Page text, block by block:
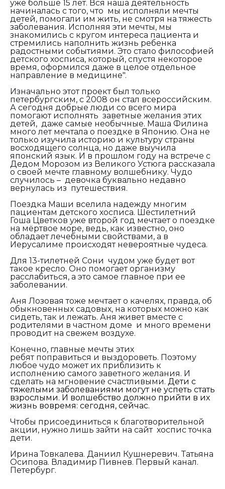
уже больше 15 лет. Вся наша деятельность
начиналась с того, что мы исполняли мечты
детей, помогали им жить, не смотря на тяжесть
заболевания. Исполняя эти мечты, мы
знакомились с кругом интереса пациента и
стремились наполнить жизнь ребенка
радостными событиями. Это стало философией
детского хосписа, который, спустя некоторое
время, оформился даже в целое отдельное
направление в медицине".
Изначально этот проект был только
петербургским, с 2008 он стал всероссийским.
А сегодня добрые люди со всего мира
помогают исполнять заветные желания этих
детей, даже самые необычные. Маша Филина
много лет мечтала о поездке в Японию. Она не
только изучила историю и культуру страны
восходящего солнца, но даже выучила
японский язык. И в прошлом году на встрече с
Дедом Морозом из Великого Устюга рассказала
о своей мечте главному волшебнику. Чудо
случилось – девочка буквально недавно
вернулась из путешествия.
Поездка Маши вселила надежду многим
пациентам детского хосписа. Шестилетний
Гоша Цветков уже второй год мечтает о поездке
на мёртвое море, ведь, как известно, оно
обладает лечебными свойствами, а в
Иерусалиме происходят невероятные чудеса.
Для 13-тилетней Сони чудом уже будет вот
такое кресло. Оно помогает организму
расслабиться, а это самое главное при ее
заболевании.
Аня Лозовая тоже мечтает о качелях, правда, об
обыкновенных садовых, на которых можно как
сидеть, так и лежать. Аня живет вместе с
родителями в частном доме и много времени
проводит на свежем воздухе.
Конечно, главные мечты этих
ребят поправиться и выздороветь. Поэтому
любое чудо может их приблизить к
исполнению самого заветного желания. И
сделать на мгновение счастливыми. Дети с
тяжелыми заболеваниями могут не успеть стать
взрослыми. И волшебство должно прийти в их
жизнь вовремя: сегодня, сейчас.
Чтобы присоединиться к благотворительной
акции, нужно лишь зайти на сайт хоспис точка
дети.
Ирина Товкалева. Даниил Кушнеревич. Татьяна
Осипова. Владимир Пивнев. Первый канал.
Петербург.